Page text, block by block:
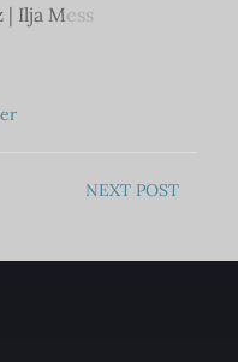
Ilja Mess
NEXT POST